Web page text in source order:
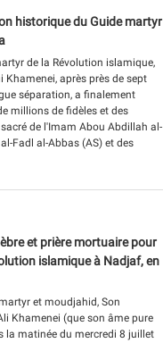
historique du Guide martyr
de la Révolution islamique,
Khamenei, après près de sept
séparation, a finalement
millions de fidèles et des
de l'Imam Abou Abdillah al-
Fadl al-Abbas (AS) et des
et prière mortuaire pour
islamique à Nadjaf, en
et moudjahid, Son
Khamenei (que son âme pure
la matinée du mercredi 8 juillet